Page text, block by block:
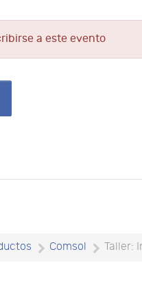
a este evento
Comsol Taller: